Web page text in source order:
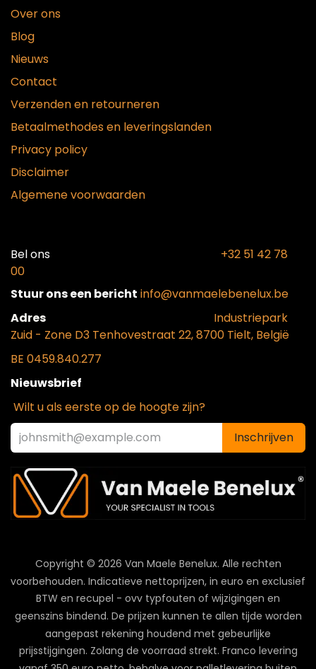
Over ons
Blog
Nieuws
Contact
Verzenden en retourneren
Betaalmethodes en leveringslanden
Privacy policy
Disclaimer
Algemene voorwaarden
Bel ons​
+32 51 42 78
00
Stuur ons een bericht info@vanmaelebenelux.be
Adr​es
​Industriepark
Zuid - Zone D3 Tenhovestraat 22, 8700 Tielt, België
BE 0459.840.277
Nieuwsbrief
Wilt u als eerste op de hoogte zijn?
Inschrijven
Copyright © 2026 Van Maele Benelux. Alle rechten
voorbehouden. Indicatieve nettoprijzen, in euro en exclusief
BTW en recupel - ovv typfouten of wijzigingen en
geenszins bindend. De prijzen kunnen te allen tijde worden
aangepast rekening houdend met gebeurlijke
prijsstijgingen. Zolang de voorraad strekt. Franco levering